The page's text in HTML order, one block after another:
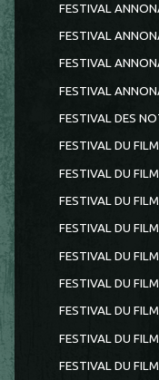
FESTIVAL
FESTIVAL
FESTIVAL
FESTIVAL
FESTIVAL DES
FESTIVAL DU
FESTIVAL DU
FESTIVAL DU
FESTIVAL DU
FESTIVAL DU
FESTIVAL DU
FESTIVAL DU
FESTIVAL DU
FESTIVAL DU